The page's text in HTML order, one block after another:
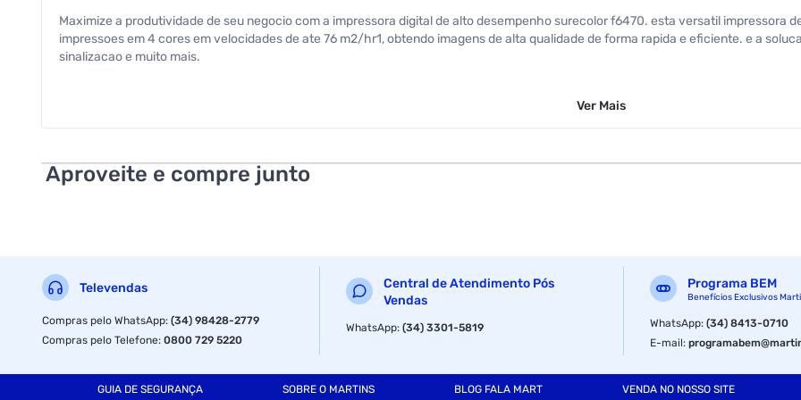
Maximize a produtividade de seu negocio com a impressora digital de alto desempenho surecolor f6470. esta versatil impressora
impressoes em 4 cores em velocidades de ate 76 m2/hr1, obtendo imagens de alta qualidade de forma rapida e eficiente. e a
sinalizacao e muito mais.
master : impressao e imagem
cor : cinza e preto
frequencia : 50 - 60 hz
Ver Mais
Aproveite e compre junto
Televendas
Compras pelo WhatsApp:(34) 98428-2779
Compras pelo Telefone:0800 729 5220
Central de Atendimento Pós
Vendas
WhatsApp:(34) 3301-5819
Programa BEM
Benefícios Exclusivos
WhatsApp:(34) 8413-0710
E-mail:
GUIA DE SEGURANÇA SOBRE O MARTINS BLOG FALA MART VENDA NO NOSSO SITE